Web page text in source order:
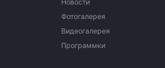
Новости
Фотогалерея
Видеогалерея
Программки